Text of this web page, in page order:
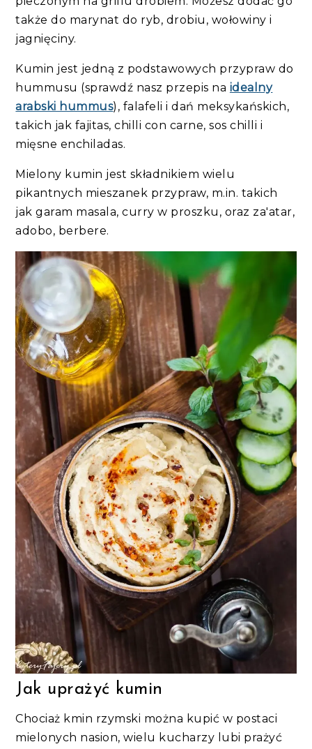
także do marynat do ryb, drobiu, wołowiny i
jagnięciny.
Kumin jest jedną z podstawowych przypraw do
hummusu (sprawdź nasz przepis na idealny
arabski hummus), falafeli i dań meksykańskich,
takich jak fajitas, chilli con carne, sos chilli i
mięsne enchiladas.
Mielony kumin jest składnikiem wielu
pikantnych mieszanek przypraw, m.in. takich
jak garam masala, curry w proszku, oraz za'atar,
adobo, berbere.
Jak uprażyć kumin
Chociaż kmin rzymski można kupić w postaci
mielonych nasion, wielu kucharzy lubi prażyć